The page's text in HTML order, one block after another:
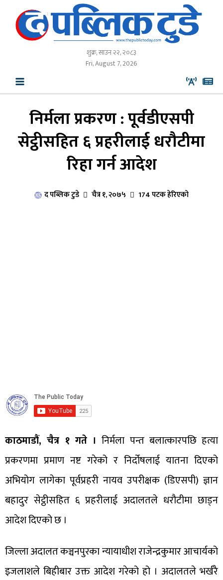
content
शुक्र, साउन २२, २०८३
Fri, August 7, 2026
निर्मला प्रकरण : पूर्वडीएसपी
सेट्ठीसहित ६ प्रहरीलाई धरौटीमा
रिहा गर्न आदेश
द पब्लिक टुडे चैत्र १, २०७५ 174 पटक हेरिएको
काठमाडौं, चैत्र १ गते । निर्मला पन्त बलात्कारपछि हत्या
प्रकरणमा प्रमाण नष्ट गरेको र निर्दोषलाई यातना दिएको
अभियोग लागेका पूर्वप्रहरी नायव उपरीक्षक (डिएसपी) ज्ञान
बहादुर सेट्ठीसहित ६ प्रहरीलाई अदालतले धरौटीमा छाड्न
आदेश दिएको छ ।
जिल्ला अदालत कञ्चनपुरका न्यायाधीश राजेन्द्रकुमार आचार्यको
इजलाशले बिहीबार उक्त आदेश गरेको हो । अदालतले भर्खरै